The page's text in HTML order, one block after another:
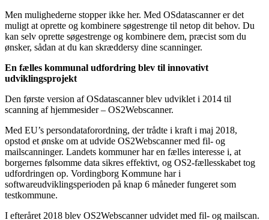
Men mulighederne stopper ikke her. Med OSdatascanner er det
muligt at oprette og kombinere søgestrenge til netop dit behov. Du
kan selv oprette søgestrenge og kombinere dem, præcist som du
ønsker, sådan at du kan skræddersy dine scanninger.
En fælles kommunal udfordring blev til innovativt
udviklingsprojekt
Den første version af OSdatascanner blev udviklet i 2014 til
scanning af hjemmesider – OS2Webscanner.
Med EU’s persondataforordning, der trådte i kraft i maj 2018,
opstod et ønske om at udvide OS2Webscanner med fil- og
mailscanninger. Landets kommuner har en fælles interesse i, at
borgernes følsomme data sikres effektivt, og OS2-fællesskabet tog
udfordringen op. Vordingborg Kommune har i
softwareudviklingsperioden på knap 6 måneder fungeret som
testkommune.
I efteråret 2018 blev OS2Webscanner udvidet med fil- og mailscan.